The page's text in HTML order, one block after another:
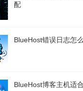
配
BlueHost错误日志怎
BlueHost博客主机适